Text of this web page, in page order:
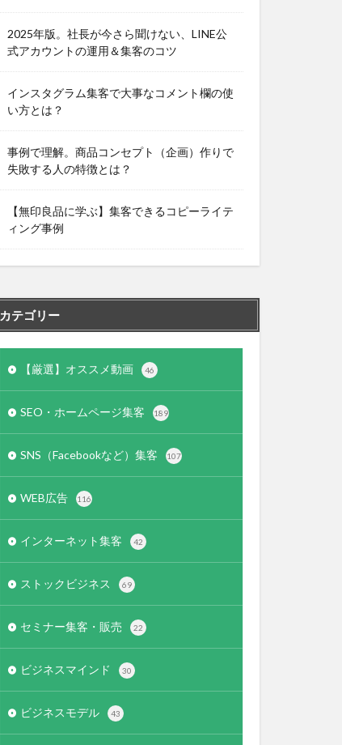
2025年版。社長が今さら聞けない、LINE公
式アカウントの運用＆集客のコツ
インスタグラム集客で大事なコメント欄の使
い方とは？
事例で理解。商品コンセプト（企画）作りで
失敗する人の特徴とは？
【無印良品に学ぶ】集客できるコピーライテ
ィング事例
カテゴリー
【厳選】オススメ動画 46
SEO・ホームページ集客 189
SNS（Facebookなど）集客 107
WEB広告 116
インターネット集客 42
ストックビジネス 69
セミナー集客・販売 22
ビジネスマインド 30
ビジネスモデル 43